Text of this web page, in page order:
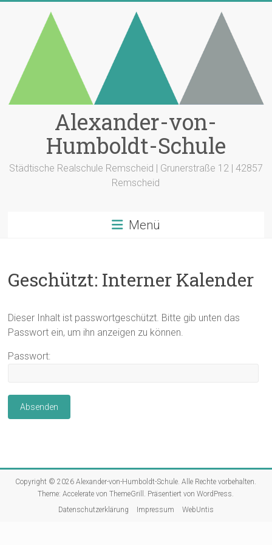
Alexander-von-
Humboldt-Schule
Städtische Realschule Remscheid | Grunerstraße 12 | 42857
Remscheid
Menü
Geschützt: Interner Kalender
Dieser Inhalt ist passwortgeschützt. Bitte gib unten das
Passwort ein, um ihn anzeigen zu können.
Passwort:
Copyright © 2026Alexander-von-Humboldt-Schule . Alle Rechte vorbehalten.
Theme:Accelerate von ThemeGrill. Präsentiert vonWordPress
Datenschutzerklärung
Impressum WebUntis